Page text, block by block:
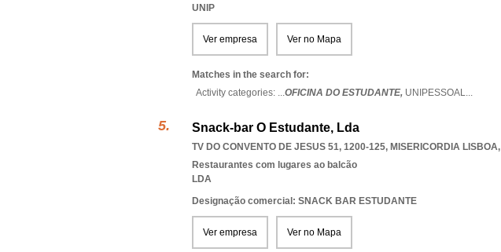
UNIP
Ver empresa Ver no Mapa
Matches in the search for:
Activity categories: ...OFICINA DO ESTUDANTE, UNIPESSOAL...
Snack-bar O Estudante, Lda
TV DO CONVENTO DE JESUS 51, 1200-125, MISERICORDIA LISBOA,
Restaurantes com lugares ao balcão
LDA
Designação comercial: SNACK BAR ESTUDANTE
Ver empresa Ver no Mapa